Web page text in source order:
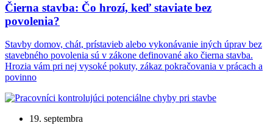
Čierna stavba: Čo hrozí, keď staviate bez
povolenia?
Stavby domov, chát, prístavieb alebo vykonávanie iných úprav bez
stavebného povolenia sú v zákone definované ako čierna stavba.
Hrozia vám pri nej vysoké pokuty, zákaz pokračovania v prácach a
povinno
19. septembra